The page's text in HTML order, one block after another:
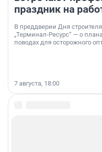
праздник на
В преддверии Дня
„Терминал-Ресурс“ — о
поводах для осторожного
7 августа, 18:00